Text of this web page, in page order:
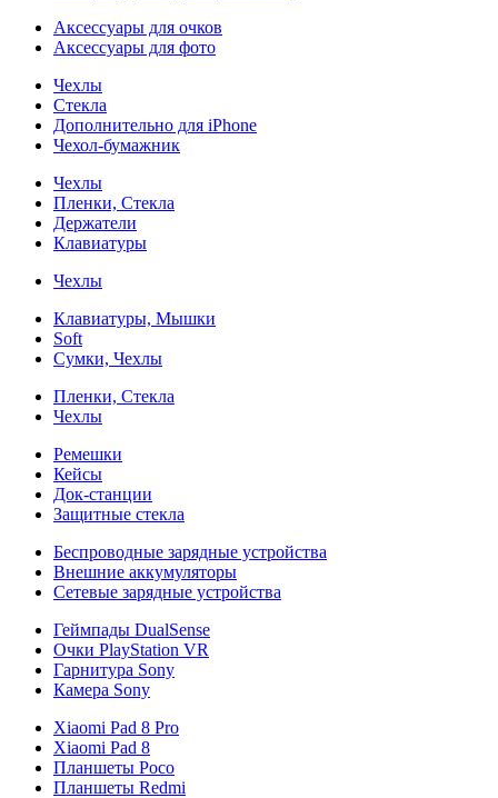
Аксессуары для очков
Аксессуары для фото
Чехлы
Стекла
Дополнительно для iPhone
Чехол-бумажник
Чехлы
Пленки, Стекла
Держатели
Клавиатуры
Чехлы
Клавиатуры, Мышки
Soft
Сумки, Чехлы
Пленки, Стекла
Чехлы
Ремешки
Кейсы
Док-станции
Защитные стекла
Беспроводные зарядные устройства
Внешние аккумуляторы
Сетевые зарядные устройства
Геймпады DualSense
Очки PlayStation VR
Гарнитура Sony
Камера Sony
Xiaomi Pad 8 Pro
Xiaomi Pad 8
Планшеты Poco
Планшеты Redmi